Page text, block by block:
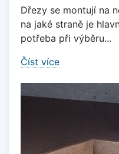
Dřezy se montují na
na jaké straně je
potřeba při výběru...
Číst více